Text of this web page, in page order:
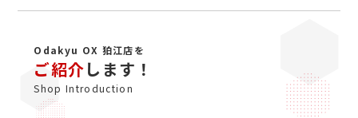
Odakyu OX 狛江店を
ご紹介します！
Shop Introduction